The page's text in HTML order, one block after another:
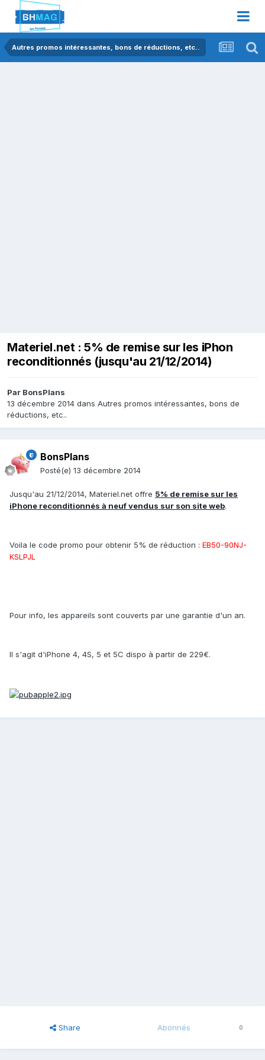
Autres promos intéressantes, bons de réductions, etc..
Materiel.net : 5% de remise sur les iPhon
reconditionnés (jusqu'au 21/12/2014)
Par BonsPlans
13 décembre 2014 dans Autres promos intéressantes, bons de
réductions, etc..
BonsPlans
Posté(e) 13 décembre 2014
Jusqu'au 21/12/2014, Materiel.net offre 5% de remise sur les
iPhone reconditionnés à neuf vendus sur son site web.
Voila le code promo pour obtenir 5% de réduction : EB50-90NJ-
KSLPJL
Pour info, les appareils sont couverts par une garantie d'un an.
Il s'agit d'iPhone 4, 4S, 5 et 5C dispo à partir de 229€.
Share Abonnés 0